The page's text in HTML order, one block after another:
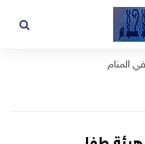
المنام